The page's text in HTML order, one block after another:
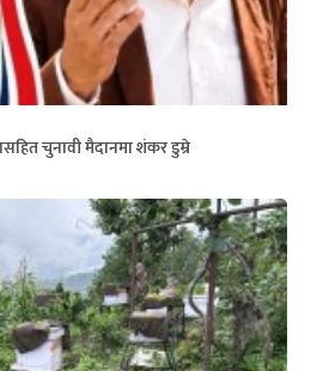
चुनावी मैदानमा शंकर डुम्रे